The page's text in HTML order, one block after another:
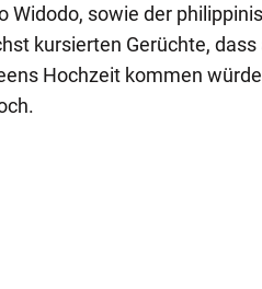
Widodo, sowie der
kursierten Gerüchte, dass
Hochzeit kommen